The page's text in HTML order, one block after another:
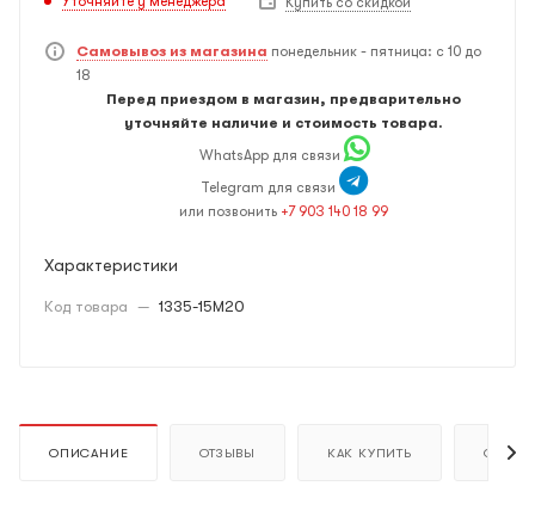
Самовывоз из магазина понедельник - пятница: с 10 до
18
Перед приездом в магазин, предварительно
уточняйте наличие и стоимость товара.
WhatsApp для связи
Telegram для связи
или позвонить +7 903 140 18 99
Характеристики
Код товара — 1335-15M20
ОПИСАНИЕ ОТЗЫВЫ КАК КУПИТЬ ОПЛАТА